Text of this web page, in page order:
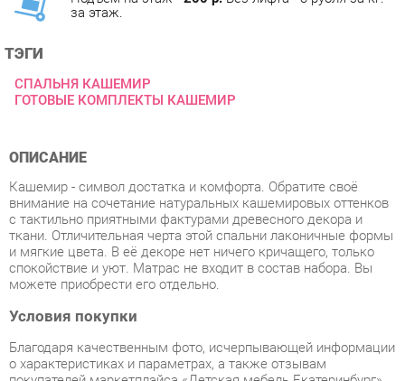
ТЭГИ
ГОТОВЫЕ КОМПЛЕКТЫ КАШЕМИР
ОПИСАНИЕ
внимание на сочетание натуральных кашемировых оттенков
ткани. Отличительная черта этой спальни лаконичные формы
и мягкие цвета. В её декоре нет ничего кричащего, только
спокойствие и уют. Матрас не входит в состав набора. Вы
можете приобрести его отдельно.
Условия покупки
Благодаря качественным фото, исчерпывающей информации
о характеристиках и параметрах, а также отзывам
покупателей маркетплэйса «Детская мебель Екатеринбург»
Дуб Кронберг/Кашемир» категории Готовые комплекты
производства Витра с доставкой из Екатеринбурга по цене со